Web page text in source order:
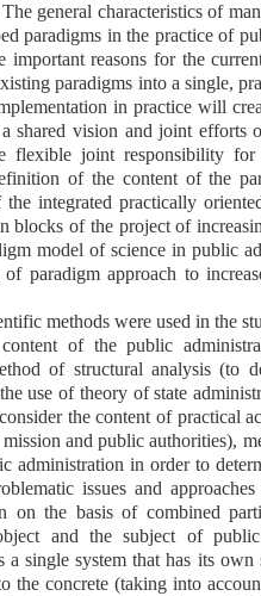
general characteristics of
paradigms in the practice of
important reasons for the
paradigms into a single,
in practice will
shared vision and joint efforts
flexible joint responsibility
of the content of the
the integrated practically
blocks of the project of
model of science in public
of paradigm approach to
methods were used in the
of the public
of structural analysis (to
use of theory of state
the content of
and public authorities),
administration in order to
issues and
on the basis of combined
and the subject of
a single system that has its
the concrete (taking into